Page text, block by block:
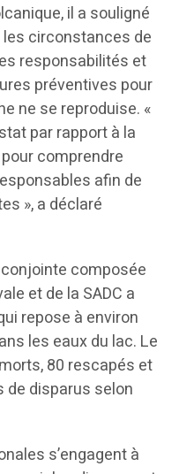
il a souligné
les circonstances de
responsabilités et
préventives pour
ne se reproduise. «
par rapport à la
comprendre
afin de
», a déclaré
composée
et de la SADC a
repose à environ
les eaux du lac. Le
80 rescapés et
de disparus selon
s’engagent à